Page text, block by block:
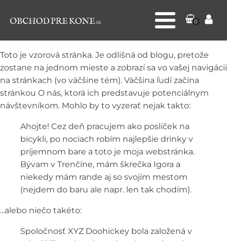
0
Toto je vzorová stránka. Je odlišná od blogu, pretože
zostane na jednom mieste a zobrazí sa vo vašej navigácii
na stránkach (vo väčšine tém). Väčšina ľudí začína
stránkou O nás, ktorá ich predstavuje potenciálnym
návštevníkom. Mohlo by to vyzerať nejak takto:
Ahojte! Cez deň pracujem ako poslíček na
bicykli, po nociach robím najlepšie drinky v
príjemnom bare a toto je moja webstránka.
Bývam v Trenčíne, mám škrečka Igora a
niekedy mám rande aj so svojím mestom
(nejdem do baru ale napr. len tak chodím).
...alebo niečo takéto:
Spoločnosť XYZ Doohickey bola založená v